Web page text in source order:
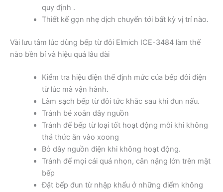
quy định .
Thiết kế gọn nhẹ dịch chuyển tới bất kỳ vị trí nào.
Vài lưu tâm lúc dùng bếp từ đôi Elmich ICE-3484 làm thế
nào bền bỉ và hiệu quả lâu dài
Kiểm tra hiệu điện thế định mức của bếp đôi điện
từ lúc mà vận hành.
Làm sạch bếp từ đôi tức khắc sau khi đun nấu.
Tránh bẻ xoắn dây nguồn
Tránh để bếp từ loại tốt hoạt động mỗi khi không
thả thức ăn vào xoong
Bỏ dây nguồn điện khi không hoạt động.
Tránh để mọi cái quá nhọn, cân nặng lớn trên mặt
bếp
Đặt bếp đun từ nhập khẩu ở những điểm không